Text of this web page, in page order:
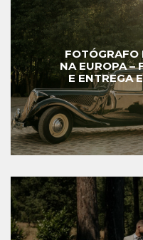
FOTÓGRAFO
NA EUROPA –
E ENTREGA